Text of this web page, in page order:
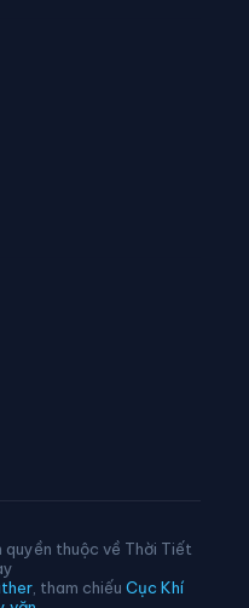
Xã Phú Tâm
thuộc về Thời Tiết
, tham chiếu Cục Khí